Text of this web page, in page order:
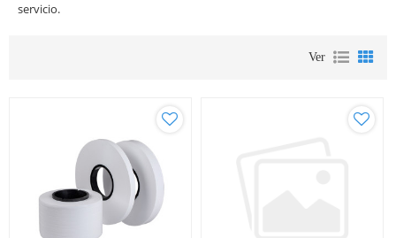
servicio.
Ver